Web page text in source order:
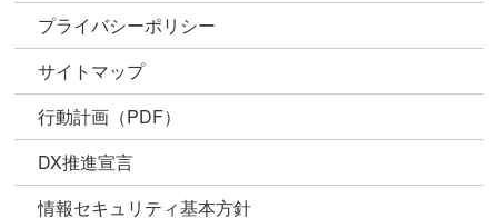
プライバシーポリシー
サイトマップ
行動計画（PDF）
DX推進宣言
情報セキュリティ基本方針